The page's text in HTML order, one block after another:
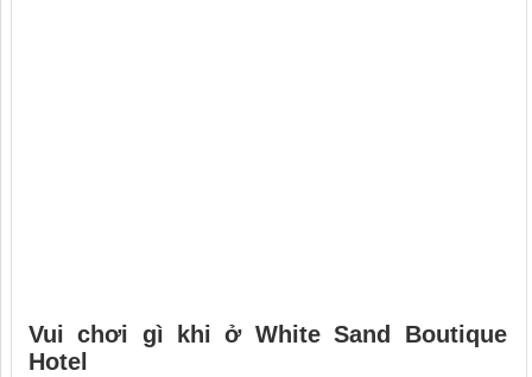
Vui chơi gì khi ở White Sand Boutique
Hotel